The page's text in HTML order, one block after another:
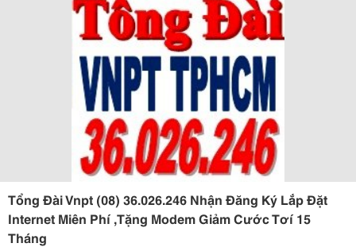
Tổng Đài Vnpt (08) 36.026.246 Nhận Đăng Ký Lắp Đặt
Internet Miên Phí ,Tặng Modem Giảm Cước Tơí 15
Tháng